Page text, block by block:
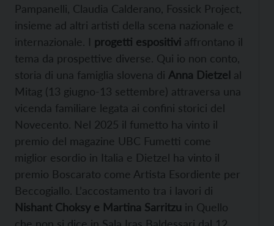
Pampanelli, Claudia Calderano, Fossick Project,
insieme ad altri artisti della scena nazionale e
internazionale. I progetti espositivi affrontano il
tema da prospettive diverse. Qui io non conto,
storia di una famiglia slovena di Anna Dietzel al
Mitag (13 giugno-13 settembre) attraversa una
vicenda familiare legata ai confini storici del
Novecento. Nel 2025 il fumetto ha vinto il
premio del magazine UBC Fumetti come
miglior esordio in Italia e Dietzel ha vinto il
premio Boscarato come Artista Esordiente per
Beccogiallo. L’accostamento tra i lavori di
Nishant Choksy e Martina Sarritzu in Quello